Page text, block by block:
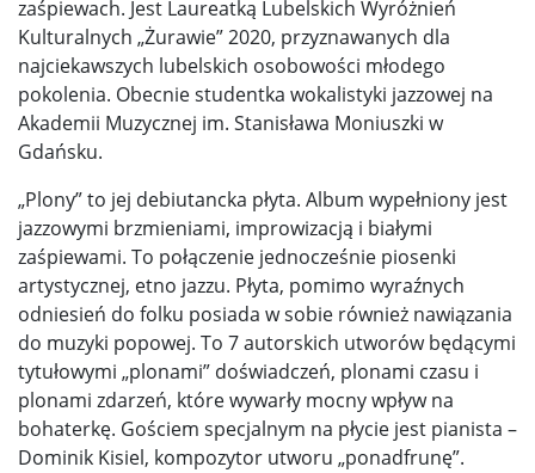
zaśpiewach. Jest Laureatką Lubelskich Wyróżnień
Kulturalnych „Żurawie” 2020, przyznawanych dla
najciekawszych lubelskich osobowości młodego
pokolenia. Obecnie studentka wokalistyki jazzowej na
Akademii Muzycznej im. Stanisława Moniuszki w
Gdańsku.
„Plony” to jej debiutancka płyta. Album wypełniony jest
jazzowymi brzmieniami, improwizacją i białymi
zaśpiewami. To połączenie jednocześnie piosenki
artystycznej, etno jazzu. Płyta, pomimo wyraźnych
odniesień do folku posiada w sobie również nawiązania
do muzyki popowej. To 7 autorskich utworów będącymi
tytułowymi „plonami” doświadczeń, plonami czasu i
plonami zdarzeń, które wywarły mocny wpływ na
bohaterkę. Gościem specjalnym na płycie jest pianista –
Dominik Kisiel, kompozytor utworu „ponadfrunę”.